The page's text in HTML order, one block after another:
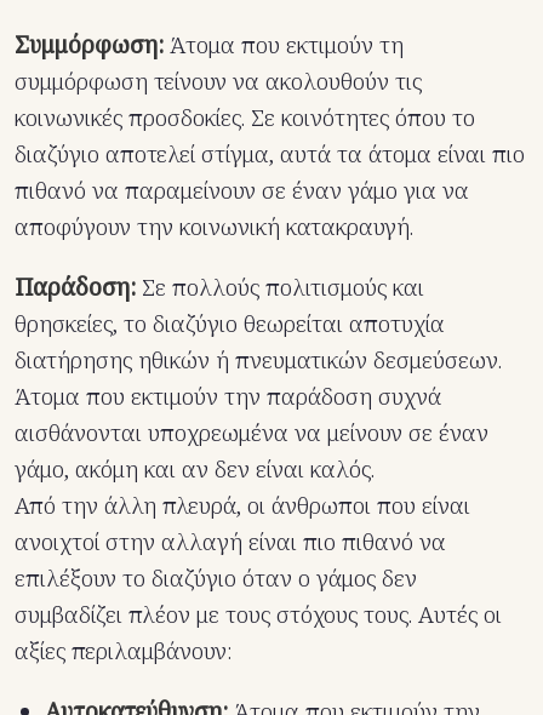
Συμμόρφωση:Άτομα που εκτιμούν τη
συμμόρφωση τείνουν να ακολουθούν τις
κοινωνικές προσδοκίες. Σε κοινότητες όπου το
διαζύγιο αποτελεί στίγμα, αυτά τα άτομα είναι πιο
πιθανό να παραμείνουν σε έναν γάμο για να
αποφύγουν την κοινωνική κατακραυγή.
Παράδοση: Σε πολλούς πολιτισμούς και
θρησκείες, το διαζύγιο θεωρείται αποτυχία
διατήρησης ηθικών ή πνευματικών δεσμεύσεων.
Άτομα που εκτιμούν την παράδοση συχνά
αισθάνονται υποχρεωμένα να μείνουν σε έναν
γάμο, ακόμη και αν δεν είναι καλός.
Από την άλλη πλευρά, οι άνθρωποι που είναι
ανοιχτοί στην αλλαγή είναι πιο πιθανό να
επιλέξουν το διαζύγιο όταν ο γάμος δεν
συμβαδίζει πλέον με τους στόχους τους. Αυτές οι
αξίες περιλαμβάνουν: